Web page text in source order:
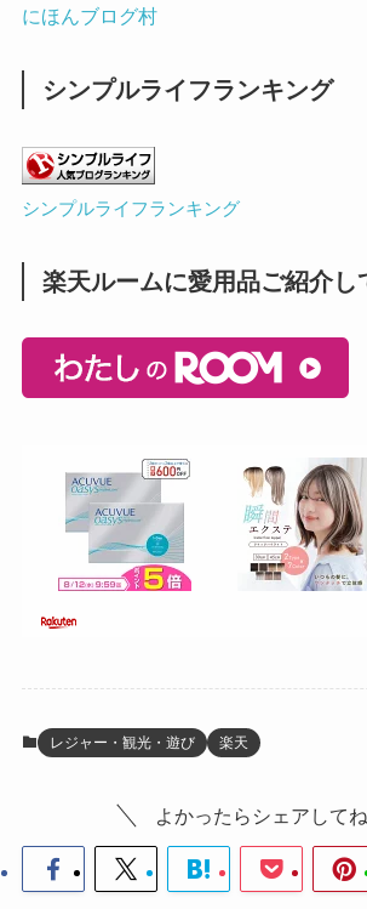
にほんブログ村
シンプルライフランキング
シンプルライフランキング
楽天ルームに愛用品ご紹介
レジャー・観光・遊び 楽天
よかったらシェアしてね